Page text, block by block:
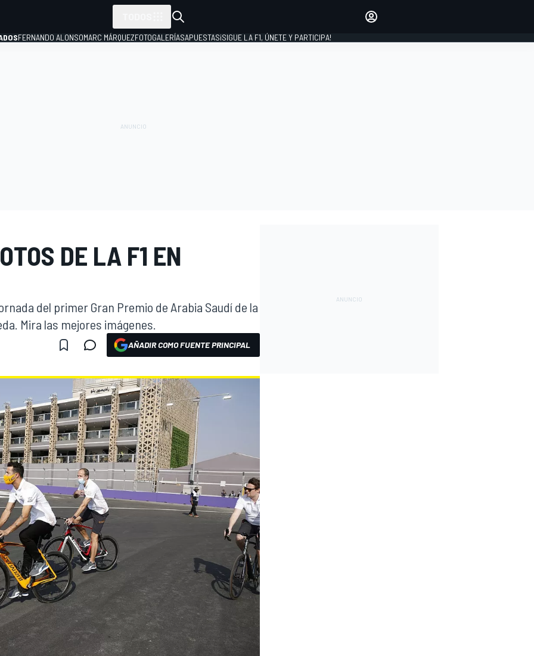
FERNANDO ALONSOMARC MÁRQUEZFOTOGALERÍASAPUESTAS¡SIGUE LA F1, ÚNETE Y PARTICIPA!
DE LA F1 EN
del primer Gran Premio de Arabia Saudí de la
Mira las mejores imágenes.
AÑADIR COMO FUENTE PRINCIPAL